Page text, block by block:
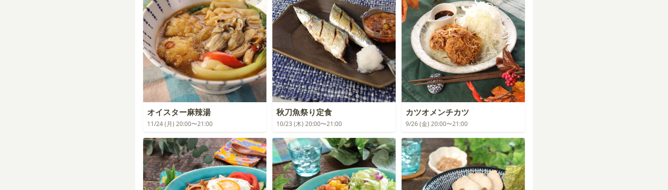
オイスター麻辣湯
11/24 (月) 20:00〜21:00
秋刀魚祭り定食
10/23 (木) 20:00〜21:00
カツオメンチカツ
9/26 (金) 20:00〜21:00